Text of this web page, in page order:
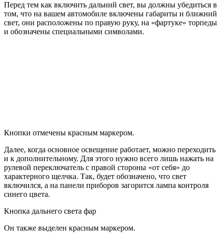
Перед тем как включить дальний свет, вы должны убедиться в
том, что на вашем автомобиле включены габариты и ближний
свет, они расположены по правую руку, на «фартуке» торпеды
и обозначены специальными символами.
Кнопки отмечены красным маркером.
Далее, когда основное освещение работает, можно переходить
и к дополнительному. Для этого нужно всего лишь нажать на
рулевой переключатель с правой стороны «от себя» до
характерного щелчка. Так, будет обозначено, что свет
включился, а на панели приборов загорится лампа контроля
синего цвета.
Кнопка дальнего света фар
Он также выделен красным маркером.